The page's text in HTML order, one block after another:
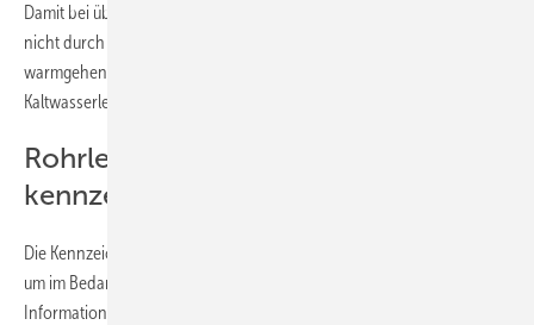
Damit bei übereinanderliegenden Leitungen die Kaltwasserleitung
nicht durch Konvektion unzulässig erwärmt wird, sollten
warmgehende Rohrleitungen grundsätzlich oberhalb der
Kaltwasserleitung angeordnet werden.
Rohrleitungen und Armaturen
kennzeichnen
Die Kennzeichnung von Rohrleitungen und Armaturen ist notwendig,
um im Bedarfsfall (Reparatur oder Wasserschaden) eine schnelle
Information über die Rohrleitungen oder die Absperrbereiche zu